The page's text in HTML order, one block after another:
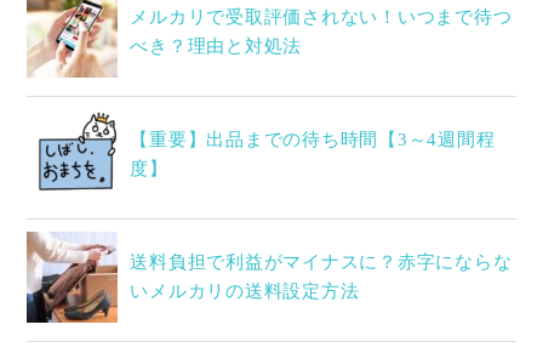
メルカリで受取評価されない！いつまで待つ
べき？理由と対処法
【重要】出品までの待ち時間【3～4週間程
度】
送料負担で利益がマイナスに？赤字にならな
いメルカリの送料設定方法